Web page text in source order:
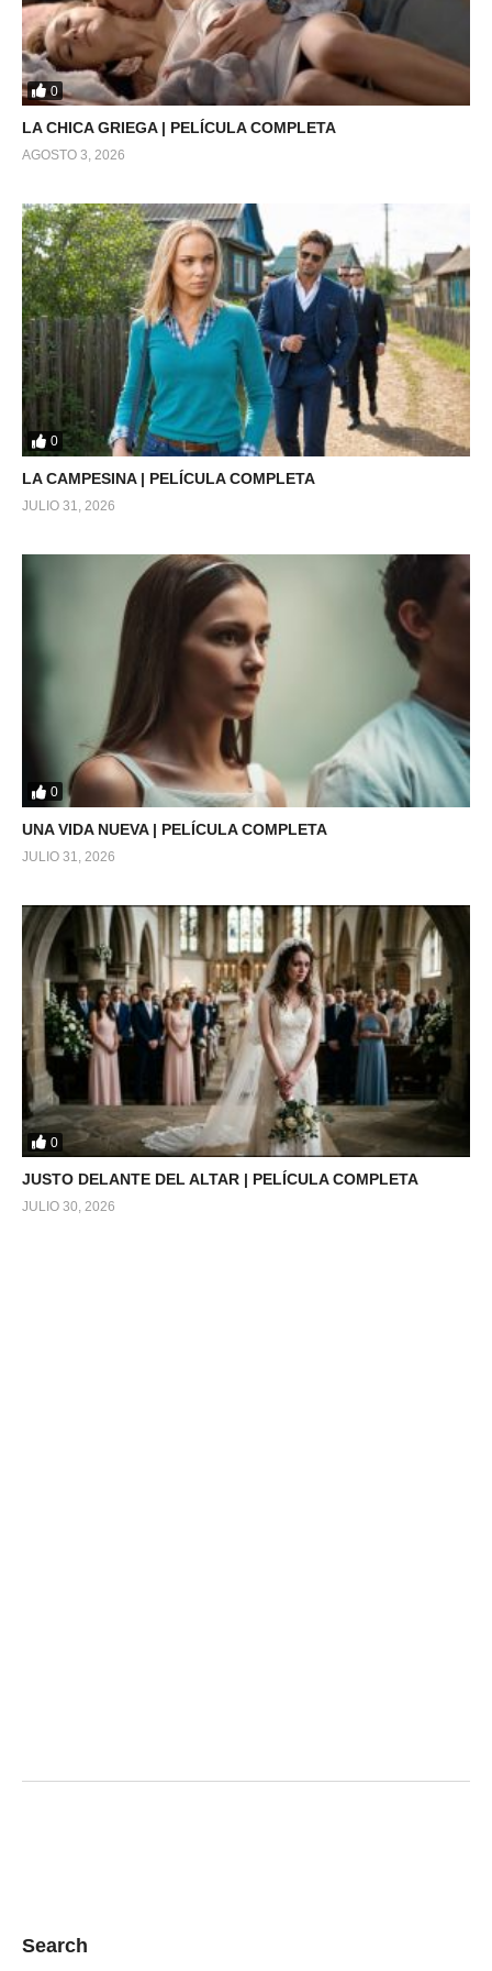
0
LA CHICA GRIEGA | PELÍCULA COMPLETA
AGOSTO 3, 2026
0
LA CAMPESINA | PELÍCULA COMPLETA
JULIO 31, 2026
0
UNA VIDA NUEVA | PELÍCULA COMPLETA
JULIO 31, 2026
0
JUSTO DELANTE DEL ALTAR | PELÍCULA COMPLETA
JULIO 30, 2026
Search